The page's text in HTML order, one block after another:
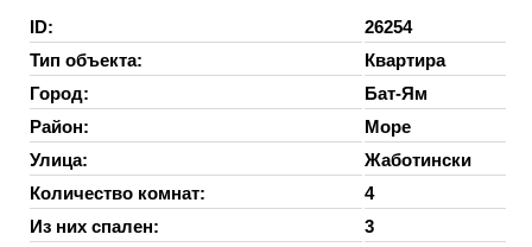
ID:
26254
Тип объекта:
Квартира
Город:
Бат-Ям
Район:
Море
Улица:
Жаботински
Количество комнат:
4
Из них спален:
3